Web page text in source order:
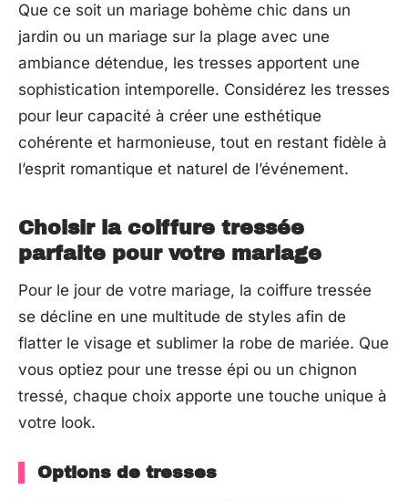
Que ce soit un mariage bohème chic dans un
jardin ou un mariage sur la plage avec une
ambiance détendue, les tresses apportent une
sophistication intemporelle. Considérez les tresses
pour leur capacité à créer une esthétique
cohérente et harmonieuse, tout en restant fidèle à
l’esprit romantique et naturel de l’événement.
Choisir la coiffure tressée
parfaite pour votre mariage
Pour le jour de votre mariage, la coiffure tressée
se décline en une multitude de styles afin de
flatter le visage et sublimer la robe de mariée. Que
vous optiez pour une tresse épi ou un chignon
tressé, chaque choix apporte une touche unique à
votre look.
Options de tresses